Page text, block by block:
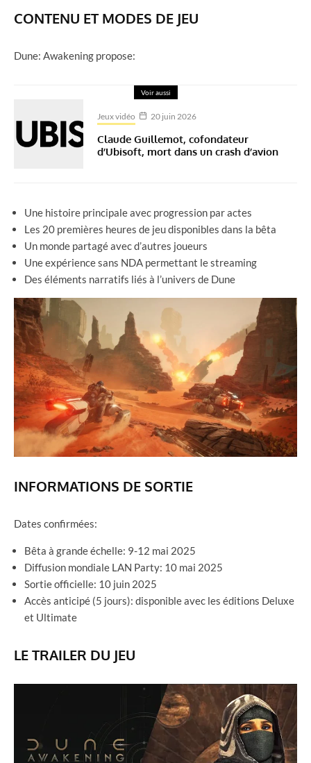
CONTENU ET MODES DE JEU
Dune: Awakening propose:
Voir aussi
Jeux vidéo 20 juin 2026
Claude Guillemot, cofondateur
d’Ubisoft, mort dans un crash d’avion
Une histoire principale avec progression par actes
Les 20 premières heures de jeu disponibles dans la bêta
Un monde partagé avec d’autres joueurs
Une expérience sans NDA permettant le streaming
Des éléments narratifs liés à l’univers de Dune
INFORMATIONS DE SORTIE
Dates confirmées:
Bêta à grande échelle: 9-12 mai 2025
Diffusion mondiale LAN Party: 10 mai 2025
Sortie officielle: 10 juin 2025
Accès anticipé (5 jours): disponible avec les éditions Deluxe
et Ultimate
LE TRAILER DU JEU